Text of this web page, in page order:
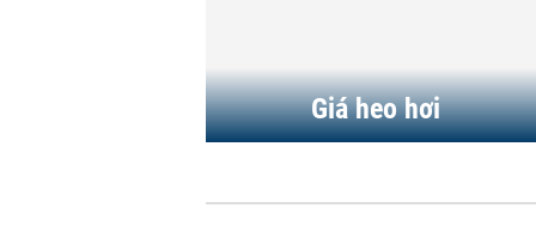
Giá heo hơi